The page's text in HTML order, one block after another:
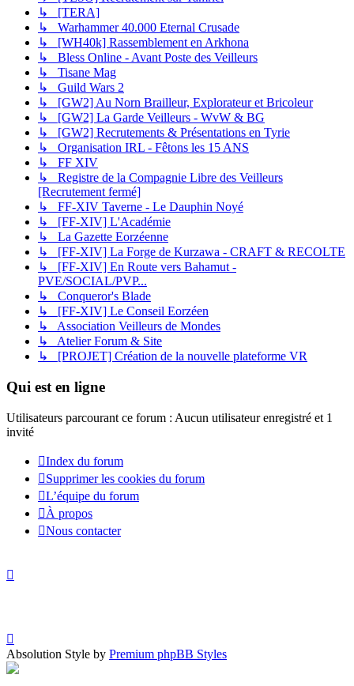
↳ [TERA]
↳ Warhammer 40.000 Eternal Crusade
↳ [WH40k] Rassemblement en Arkhona
↳ Bless Online - Avant Poste des Veilleurs
↳ Tisane Mag
↳ Guild Wars 2
↳ [GW2] Au Norn Brailleur, Explorateur et Bricoleur
↳ [GW2] La Garde Veilleurs - WvW & BG
↳ [GW2] Recrutements & Présentations en Tyrie
↳ Organisation IRL - Fêtons les 15 ANS
↳ FF XIV
↳ Registre de la Compagnie Libre des Veilleurs
[Recrutement fermé]
↳ FF-XIV Taverne - Le Dauphin Noyé
↳ [FF-XIV] L'Académie
↳ La Gazette Eorzéenne
↳ [FF-XIV] La Forge de Kurzawa - CRAFT & RECOLTE
↳ [FF-XIV] En Route vers Bahamut -
PVE/SOCIAL/PVP...
↳ Conqueror's Blade
↳ [FF-XIV] Le Conseil Eorzéen
↳ Association Veilleurs de Mondes
↳ Atelier Forum & Site
↳ [PROJET] Création de la nouvelle plateforme VR
Qui est en ligne
Utilisateurs parcourant ce forum : Aucun utilisateur enregistré et 1
invité
Index du forum
Supprimer les cookies du forum
L’équipe du forum
À propos
Nous contacter
Absolution Style by Premium phpBB Styles